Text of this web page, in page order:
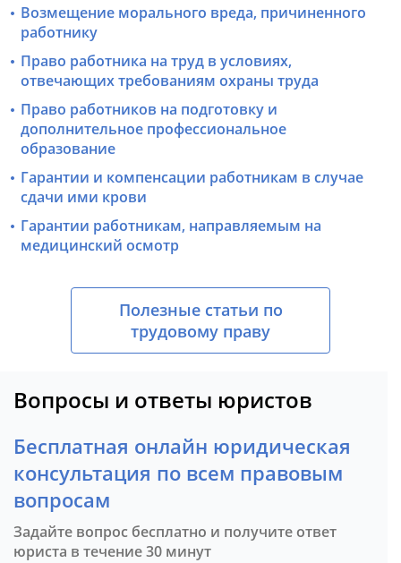
Возмещение морального вреда, причиненного
работнику
Право работника на труд в условиях,
отвечающих требованиям охраны труда
Право работников на подготовку и
дополнительное профессиональное
образование
Гарантии и компенсации работникам в случае
сдачи ими крови
Гарантии работникам, направляемым на
медицинский осмотр
Полезные статьи по
трудовому праву
Вопросы и ответы юристов
Бесплатная онлайн юридическая
консультация по всем правовым
вопросам
Задайте вопрос бесплатно и получите ответ
юриста в течение 30 минут